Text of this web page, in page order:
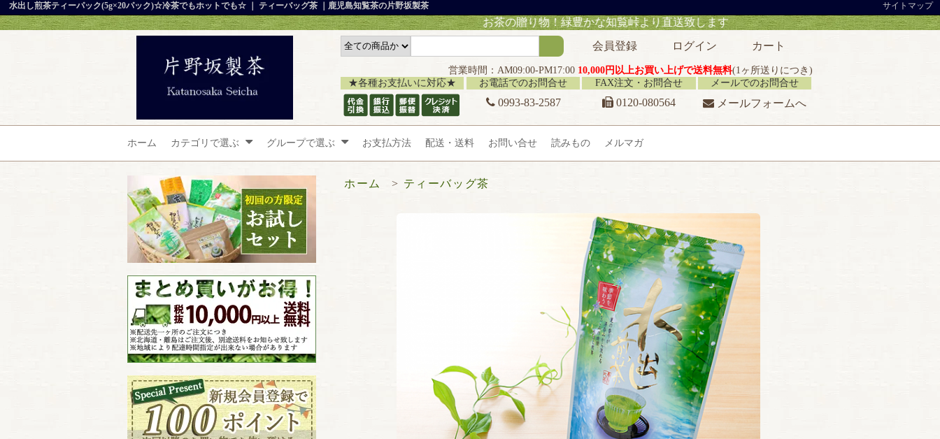
水出し煎茶ティーパック(5g×20パック)☆冷茶でもホットでも☆ ｜ ティーバッグ茶 ｜鹿児島知覧茶の片野坂製茶
お茶の贈り物！緑豊かな知覧峠より直送致します
サイトマップ
会員登録 ログイン カート
営業時間：AM09:00-PM17:00 10,000円以上お買い上げで送料無料(1ヶ所送りにつき)
メールでのお問合せ
メールフォームへ
FAX注文・お問合せ
0120-080564
お電話でのお問合せ
0993-83-2587
★各種お支払いに対応★
ホーム カテゴリで選ぶ グループで選ぶ お支払方法 配送・送料 お問い合せ 読みもの メルマガ
ホーム > ティーバッグ茶